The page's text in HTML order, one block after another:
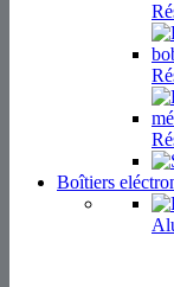
Boîtiers